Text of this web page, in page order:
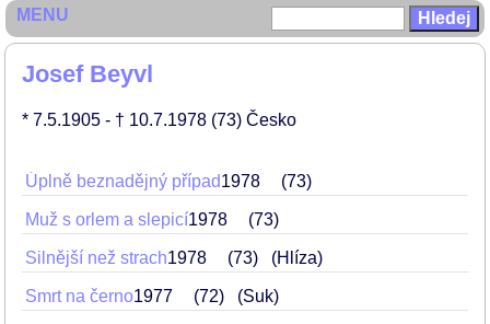
Josef Beyvl
* 7.5.1905 - † 10.7.1978 (73) Česko
Úplně beznadějný případ1978 73
Muž s orlem a slepicí1978 73
Silnější než strach1978 73 (Hlíza)
Smrt na černo1977 72 (Suk)
MENU